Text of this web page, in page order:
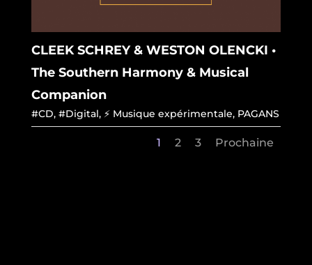
CLEEK SCHREY & WESTON OLENCKI •
The Southern Harmony & Musical
Companion
#CD, #Digital, ⚡ Musique expérimentale, PAGANS
1 2 3 Prochaine